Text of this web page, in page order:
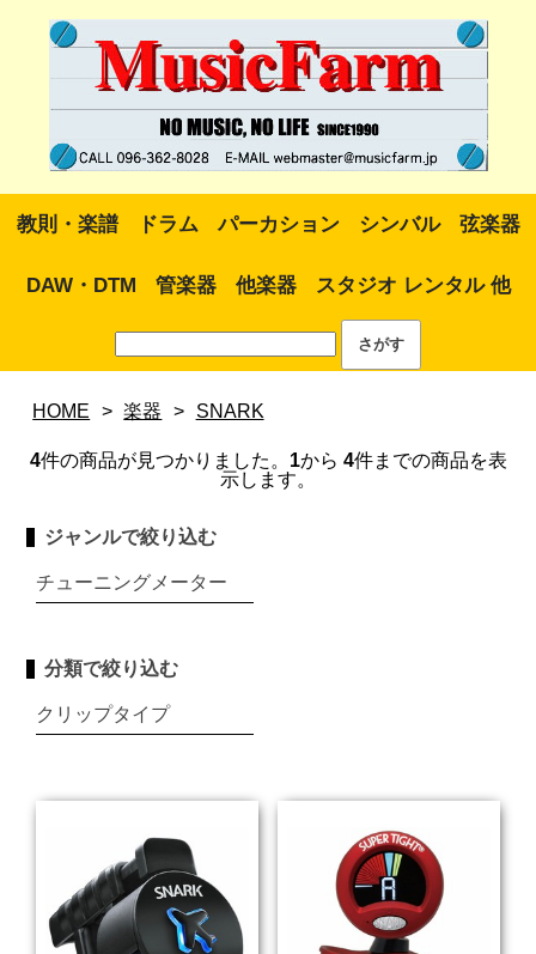
教則・楽譜 ドラム パーカション シンバル 弦楽器
DAW・DTM 管楽器 他楽器 スタジオ レンタル 他
HOME > 楽器 > SNARK
4件の商品が見つかりました。 1から 4件までの商品を表
示します。
ジャンルで絞り込む
チューニングメーター
分類で絞り込む
クリップタイプ